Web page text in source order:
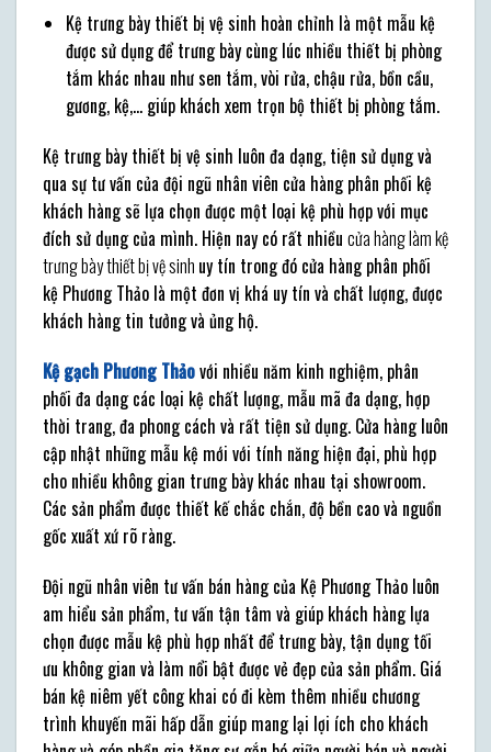
Kệ trưng bày thiết bị vệ sinh hoàn chỉnh là một mẫu kệ
được sử dụng để trưng bày cùng lúc nhiều thiết bị phòng
tắm khác nhau như sen tắm, vòi rửa, chậu rửa, bồn cầu,
gương, kệ,… giúp khách xem trọn bộ thiết bị phòng tắm.
Kệ trưng bày thiết bị vệ sinh luôn đa dạng, tiện sử dụng và
qua sự tư vấn của đội ngũ nhân viên cửa hàng phân phối kệ
khách hàng sẽ lựa chọn được một loại kệ phù hợp với mục
đích sử dụng của mình. Hiện nay có rất nhiều cửa hàng làm kệ
trưng bày thiết bị vệ sinh uy tín trong đó cửa hàng phân phối
kệ Phương Thảo là một đơn vị khá uy tín và chất lượng, được
khách hàng tin tưởng và ủng hộ.
Kệ gạch Phương Thảovới nhiều năm kinh nghiệm, phân
phối đa dạng các loại kệ chất lượng, mẫu mã đa dạng, hợp
thời trang, đa phong cách và rất tiện sử dụng. Cửa hàng luôn
cập nhật những mẫu kệ mới với tính năng hiện đại, phù hợp
cho nhiều không gian trưng bày khác nhau tại showroom.
Các sản phẩm được thiết kế chắc chắn, độ bền cao và nguồn
gốc xuất xứ rõ ràng.
Đội ngũ nhân viên tư vấn bán hàng của Kệ Phương Thảo luôn
am hiểu sản phẩm, tư vấn tận tâm và giúp khách hàng lựa
chọn được mẫu kệ phù hợp nhất để trưng bày, tận dụng tối
ưu không gian và làm nổi bật được vẻ đẹp của sản phẩm. Giá
bán kệ niêm yết công khai có đi kèm thêm nhiều chương
trình khuyến mãi hấp dẫn giúp mang lại lợi ích cho khách